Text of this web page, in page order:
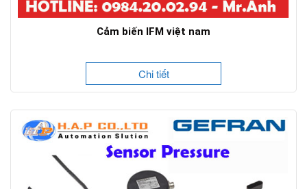
Cảm biến IFM việt nam
Chi tiết